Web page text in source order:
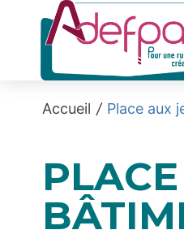
Accueil / Place aux
Cookies management panel